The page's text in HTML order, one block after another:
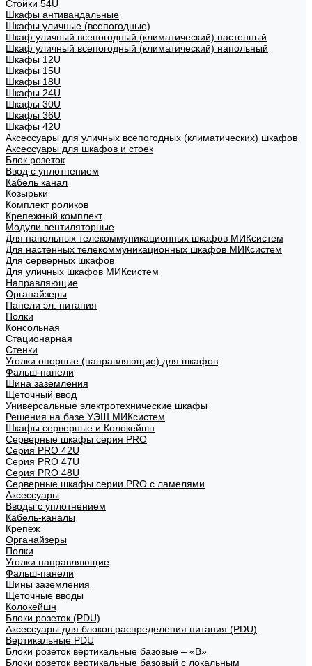
Стойки 54U
Шкафы антивандальные
Шкафы уличные (всепогодные)
Шкаф уличный всепогодный (климатический) настенный
Шкаф уличный всепогодный (климатический) напольный
Шкафы 12U
Шкафы 15U
Шкафы 18U
Шкафы 24U
Шкафы 30U
Шкафы 36U
Шкафы 42U
Аксессуары для уличных всепогодных (климатических) шкафов
Аксессуары для шкафов и стоек
Блок розеток
Ввод с уплотнением
Кабель канал
Козырьки
Комплект роликов
Крепежный комплект
Модули вентиляторные
Для напольных телекоммуникационных шкафов МИКсистем
Для настенных телекоммуникационных шкафов МИКсистем
Для серверных шкафов
Для уличных шкафов МИКсистем
Направляющие
Органайзеры
Панели эл. питания
Полки
Консольная
Стационарная
Стенки
Уголки опорные (направляющие) для шкафов
Фальш-панели
Шина заземления
Щеточный ввод
Универсальные электротехнические шкафы
Решения на базе УЭШ МИКсистем
Шкафы серверные и Колокейшн
Серверные шкафы серия PRO
Серия PRO 42U
Серия PRO 47U
Серия PRO 48U
Серверные шкафы серии PRO с ламелями
Аксессуары
Вводы с уплотнением
Кабель-каналы
Крепеж
Органайзеры
Полки
Уголки направляющие
Фальш-панели
Шины заземления
Щеточные вводы
Колокейшн
Блоки розеток (PDU)
Аксессуары для блоков распределения питания (PDU)
Вертикальные PDU
Блоки розеток вертикальные базовые – «В»
Блоки розеток вертикальные базовый с локальным